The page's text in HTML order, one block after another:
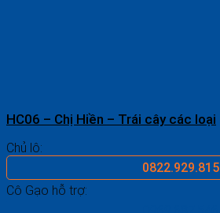
HC06 – Chị Hiền – Trái cây các loại
Chủ lô:
0822.929.815
Cô Gạo hỗ trợ: